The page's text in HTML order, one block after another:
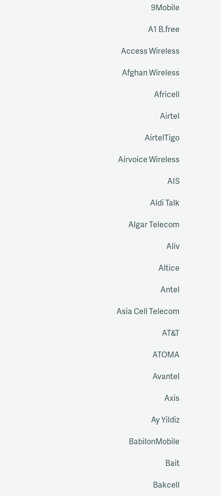
9Mobile
A1 B.free
Access Wireless
Afghan Wireless
Africell
Airtel
AirtelTigo
Airvoice Wireless
AIS
Aldi Talk
Algar Telecom
Aliv
Altice
Antel
Asia Cell Telecom
AT&T
ATOMA
Avantel
Axis
Ay Yildiz
BabilonMobile
Bait
Bakcell